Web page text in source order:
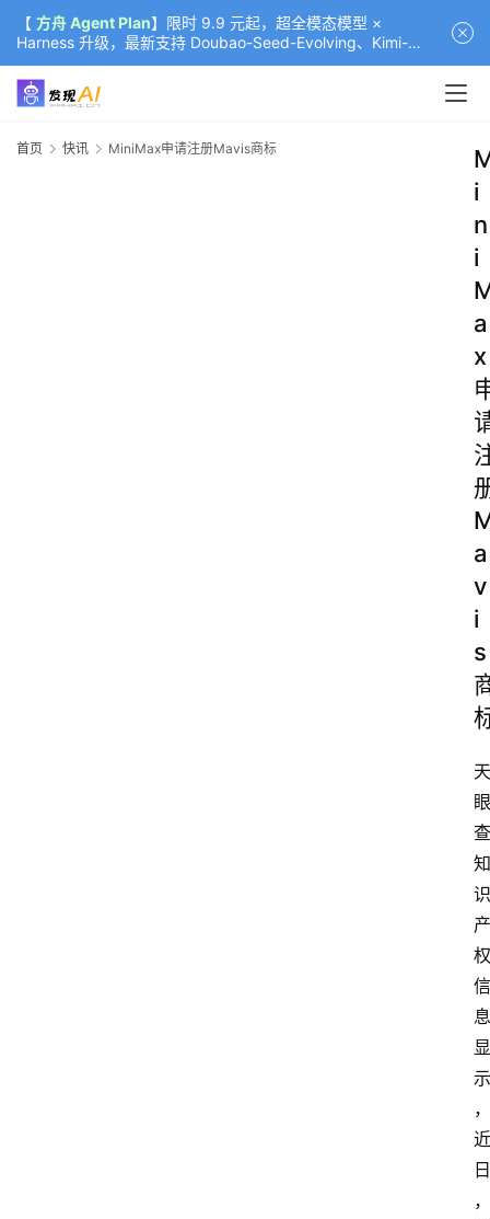
【 方舟 Agent Plan】限时 9.9 元起，超全模态模型 ×
Harness 升级，最新支持 Doubao-Seed-Evolving、Kimi-
K3（部分）、GLM-5.2
首页 快讯 MiniMax申请注册Mavis商标
i
n
i
a
x
a
v
i
s
天
眼
查
知
识
产
权
信
息
显
示
，
近
日
，